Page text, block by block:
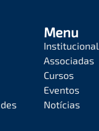
Menu
Institucional
Associadas
Cursos
Eventos
Notícias